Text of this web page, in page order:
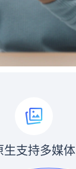
生支持多媒体